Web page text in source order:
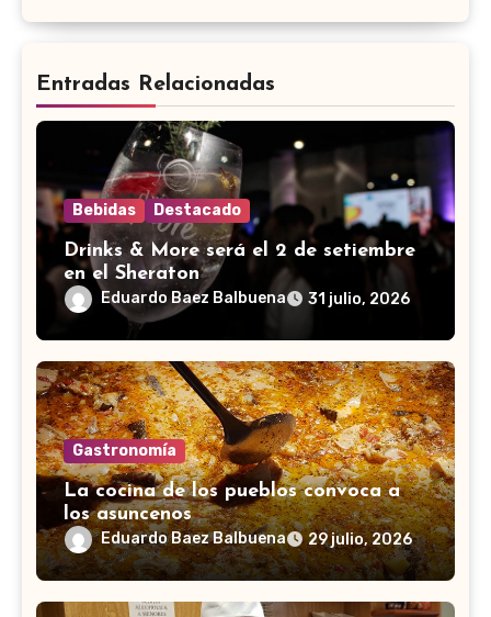
Entradas Relacionadas
Bebidas Destacado
Drinks & More será el 2 de setiembre
en el Sheraton
Eduardo Baez Balbuena 31 julio, 2026
Gastronomía
La cocina de los pueblos convoca a
los asuncenos
Eduardo Baez Balbuena 29 julio, 2026